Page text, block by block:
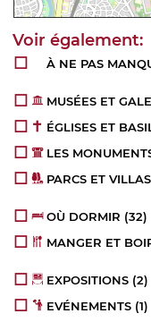
À NE PAS
MUSÉES ET
ÉGLISES ET
LES
PARCS ET
OÙ DORMIR (32)
MANGER ET
EXPOSITIONS (2)
EVÉNEMENTS (1)